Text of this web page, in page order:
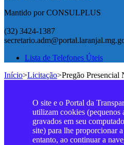
Mantido por CONSULPLUS
(32) 3424-1387
Lista de Telefones Úteis
Início>Licitação>Pregão Presencial
O site e o Portal da
utilizam cookies (pequenos
gravados em seu
site) para lhe proporcionar
entanto, ao continuar a